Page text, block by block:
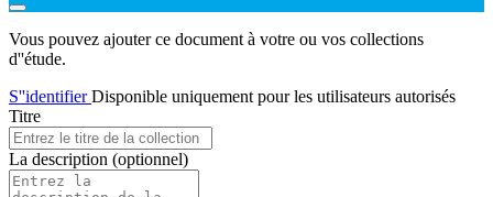
Vous pouvez ajouter ce document à votre ou vos collections
d''étude.
S''identifierDisponible uniquement pour les utilisateurs autorisés
Titre
La description (optionnel)